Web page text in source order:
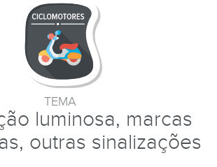
TEMA
luminosa, marcas
outras sinalizações